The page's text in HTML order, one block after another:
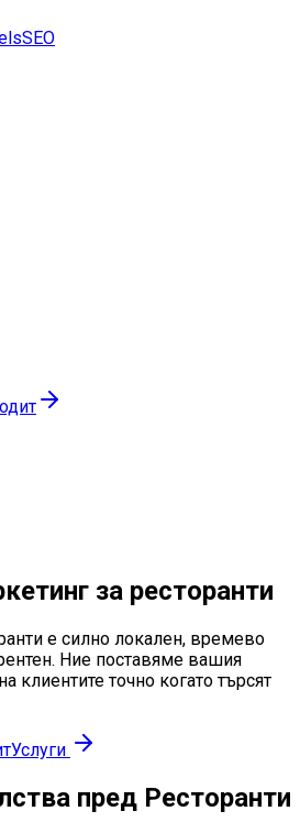
за ресторанти
е силно локален, времево
Ние поставяме вашия
клиентите точно когато търсят
Услуги
пред Ресторанти